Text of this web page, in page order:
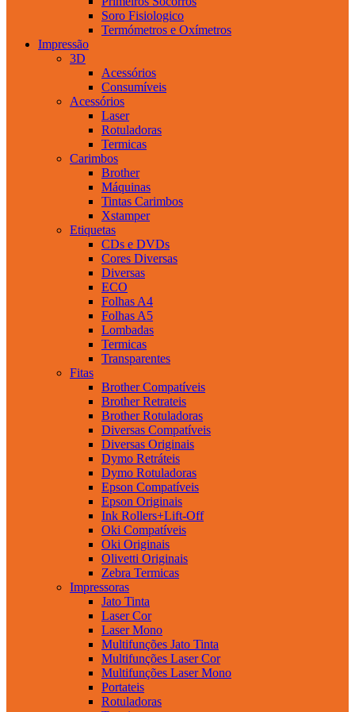
Soro Fisiologico
Termómetros e Oxímetros
Impressão
3D
Acessórios
Consumíveis
Acessórios
Laser
Rotuladoras
Termicas
Carimbos
Brother
Máquinas
Tintas Carimbos
Xstamper
Etiquetas
CDs e DVDs
Cores Diversas
Diversas
ECO
Folhas A4
Folhas A5
Lombadas
Termicas
Transparentes
Fitas
Brother Compatíveis
Brother Retrateis
Brother Rotuladoras
Diversas Compatíveis
Diversas Originais
Dymo Retráteis
Dymo Rotuladoras
Epson Compatíveis
Epson Originais
Ink Rollers+Lift-Off
Oki Compatíveis
Oki Originais
Olivetti Originais
Zebra Termicas
Impressoras
Jato Tinta
Laser Cor
Laser Mono
Multifunções Jato Tinta
Multifunções Laser Cor
Multifunções Laser Mono
Portateis
Rotuladoras